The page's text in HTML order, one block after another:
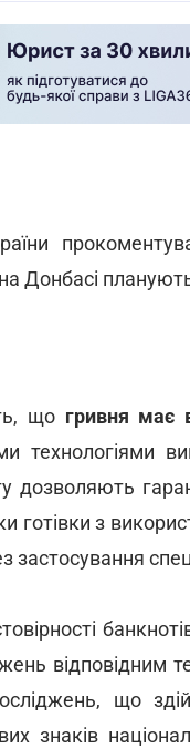
Донбасі
що гривня має
технологіями
дозволяють
готівки з
застосування
відповідним
що
знаків